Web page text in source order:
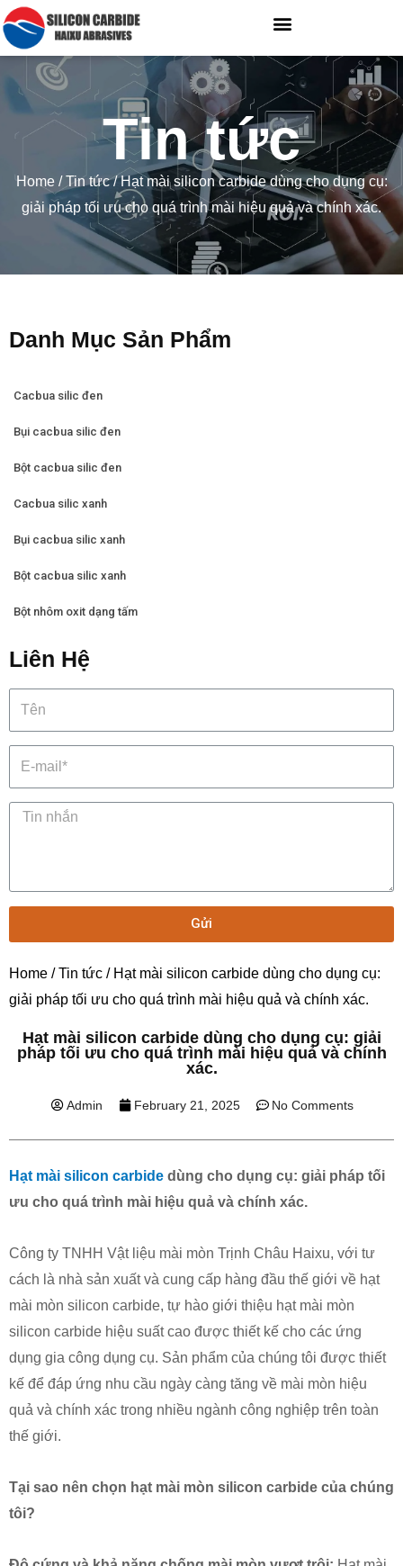
Tin tức
Home/Tin tức/ Hạt mài silicon carbide dùng cho dụng cụ:
giải pháp tối ưu cho quá trình mài hiệu quả và chính xác.
Danh Mục Sản Phẩm
Cacbua silic đen
Bụi cacbua silic đen
Bột cacbua silic đen
Cacbua silic xanh
Bụi cacbua silic xanh
Bột cacbua silic xanh
Bột nhôm oxit dạng tấm
Liên Hệ
Gửi
Home /Tin tức / Hạt mài silicon carbide dùng cho dụng cụ:
giải pháp tối ưu cho quá trình mài hiệu quả và chính xác.
Hạt mài silicon carbide dùng cho dụng cụ: giải
pháp tối ưu cho quá trình mài hiệu quả và chính
xác.
Admin February 21, 2025 No Comments
Hạt mài silicon carbide dùng cho dụng cụ: giải pháp tối
ưu cho quá trình mài hiệu quả và chính xác.
Công ty TNHH Vật liệu mài mòn Trịnh Châu Haixu, với tư
cách là nhà sản xuất và cung cấp hàng đầu thế giới về hạt
mài mòn silicon carbide, tự hào giới thiệu hạt mài mòn
silicon carbide hiệu suất cao được thiết kế cho các ứng
dụng gia công dụng cụ. Sản phẩm của chúng tôi được thiết
kế để đáp ứng nhu cầu ngày càng tăng về mài mòn hiệu
quả và chính xác trong nhiều ngành công nghiệp trên toàn
thế giới.
Tại sao nên chọn hạt mài mòn silicon carbide của chúng
tôi?